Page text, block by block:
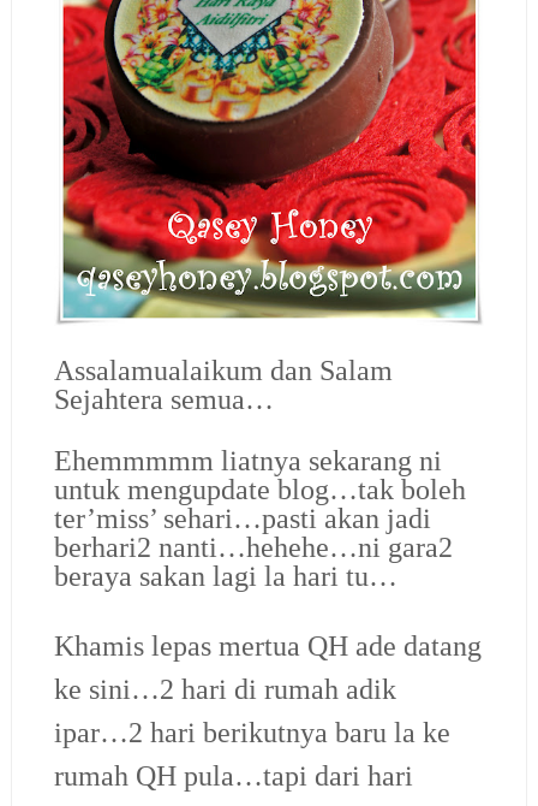
Assalamualaikum dan Salam
Sejahtera semua…
Ehemmmmm liatnya sekarang ni
untuk mengupdate blog…tak boleh
ter’miss’ sehari…pasti akan jadi
berhari2 nanti…hehehe…ni gara2
beraya sakan lagi la hari tu…
Khamis lepas mertua QH ade datang
ke sini…2 hari di rumah adik
ipar…2 hari berikutnya baru la ke
rumah QH pula…tapi dari hari